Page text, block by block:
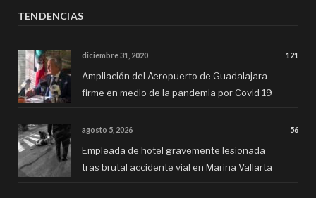
TENDENCIAS
diciembre 31, 2020 121
Ampliación del Aeropuerto de Guadalajara
firme en medio de la pandemia por Covid 19
agosto 5, 2026 56
Empleada de hotel gravemente lesionada
tras brutal accidente vial en Marina Vallarta